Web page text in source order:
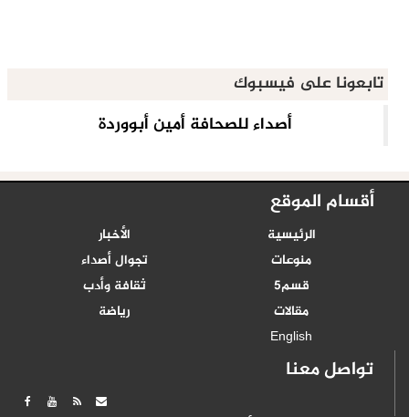
تابعونا على فيسبوك
أقسام الموقع
الرئيسية
الأخبار
منوعات
تجوال أصداء
قسم5
ثقافة وأدب
مقالات
رياضة
English
تواصل معنا